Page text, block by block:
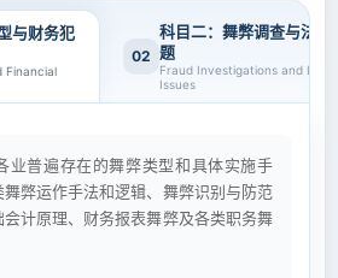
与财务犯
Financial
02
科目二：舞弊调查与法律
题
Fraud Investigations and Legal
Issues
业普遍存在的舞弊类型和具体实施手
弊运作手法和逻辑、舞弊识别与防范
计原理、财务报表舞弊及各类职务舞